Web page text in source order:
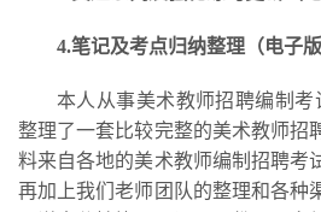
4.笔记及考点归纳整理（电子版
本人从事美术教师招聘编制考
整理了一套比较完整的美术教师招
料来自各地的美术教师编制招聘考
再加上我们老师团队的整理和各种